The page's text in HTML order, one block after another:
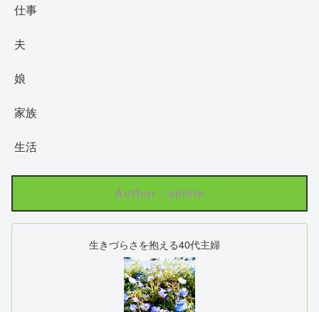
仕事
夫
娘
家族
生活
Author : seline
生きづらさを抱える40代主婦